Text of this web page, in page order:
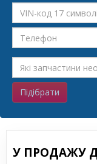
Підібрати
У ПРОДАЖУ